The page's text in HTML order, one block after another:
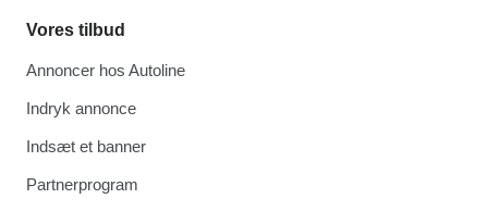
Vores tilbud
Annoncer hos Autoline
Indryk annonce
Indsæt et banner
Partnerprogram